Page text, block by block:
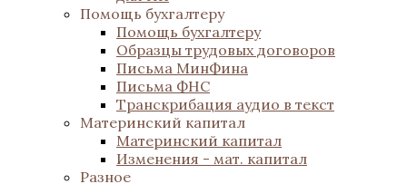
Помощь бухгалтеру
Помощь бухгалтеру
Образцы трудовых договоров
Письма МинФина
Письма ФНС
Транскрибация аудио в текст
Материнский капитал
Материнский капитал
Изменения - мат. капитал
Разное